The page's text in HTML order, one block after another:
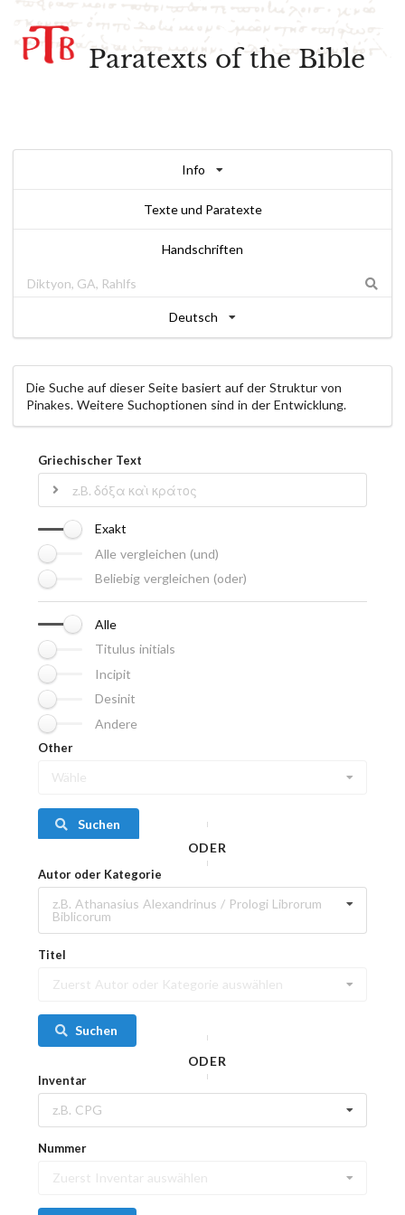
Paratexts of the Bible
Info
Texte und Paratexte
Handschriften
Deutsch
Die Suche auf dieser Seite basiert auf der Struktur von
Pinakes. Weitere Suchoptionen sind in der Entwicklung.
Griechischer Text
Exakt
Alle vergleichen (und)
Beliebig vergleichen (oder)
Alle
Titulus initials
Incipit
Desinit
Andere
Other
Wähle
Suchen
ODER
Autor oder Kategorie
z.B. Athanasius Alexandrinus / Prologi Librorum
Biblicorum
Titel
Zuerst Autor oder Kategorie auswählen
Suchen
ODER
Inventar
z.B. CPG
Nummer
Zuerst Inventar auswählen